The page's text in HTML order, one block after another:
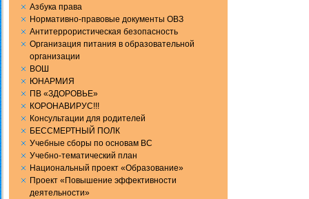
Aзбука права
Нормативно-правовые документы ОВЗ
Антитеррористическая безопасность
Организация питания в образовательной
организации
ВОШ
ЮНАРМИЯ
ПВ «ЗДОРОВЬЕ»
КОРОНАВИРУС!!!
Консультации для родителей
БЕССМЕРТНЫЙ ПОЛК
Учебные сборы по основам ВС
Учебно-тематический план
Национальный проект «Образование»
Проект «Повышение эффективности
деятельности»